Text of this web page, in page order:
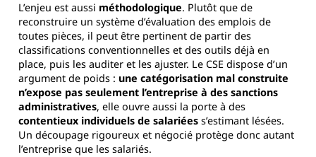
L’enjeu est aussi méthodologique. Plutôt que de
reconstruire un système d’évaluation des emplois de
toutes pièces, il peut être pertinent de partir des
classifications conventionnelles et des outils déjà en
place, puis les auditer et les ajuster. Le CSE dispose d’un
argument de poids : une catégorisation mal construite
n’expose pas seulement l’entreprise à des sanctions
administratives, elle ouvre aussi la porte à des
contentieux individuels de salariéess’estimant lésées.
Un découpage rigoureux et négocié protège donc autant
l’entreprise que les salariés.